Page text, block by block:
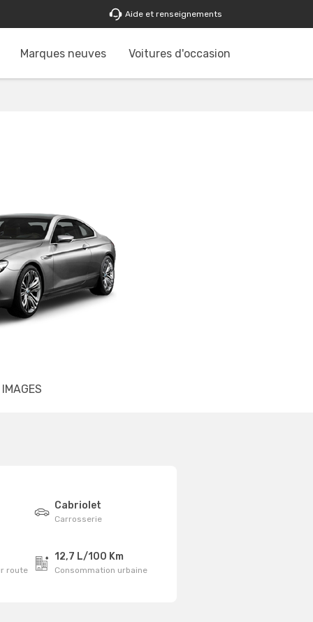
Aide et renseignements
Marques neuves Voitures d'occasion
IMAGES
Cabriolet
Carrosserie
route
12,7 L/100 Km
Consommation urbaine